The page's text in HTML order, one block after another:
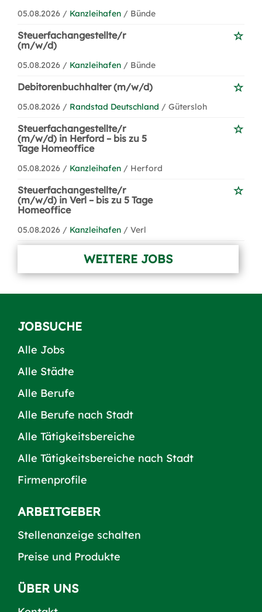
05.08.2026 / Kanzleihafen / Bünde
Steuerfachangestellte/r
(m/w/d)
05.08.2026 / Kanzleihafen / Bünde
Debitorenbuchhalter (m/w/d)
05.08.2026 / Randstad Deutschland / Gütersloh
Steuerfachangestellte/r
(m/w/d) in Herford – bis zu 5
Tage Homeoffice
05.08.2026 / Kanzleihafen / Herford
Steuerfachangestellte/r
(m/w/d) in Verl – bis zu 5 Tage
Homeoffice
05.08.2026 / Kanzleihafen / Verl
WEITERE JOBS
JOBSUCHE
Alle Jobs
Alle Städte
Alle Berufe
Alle Berufe nach Stadt
Alle Tätigkeitsbereiche
Alle Tätigkeitsbereiche nach Stadt
Firmenprofile
ARBEITGEBER
Stellenanzeige schalten
Preise und Produkte
ÜBER UNS